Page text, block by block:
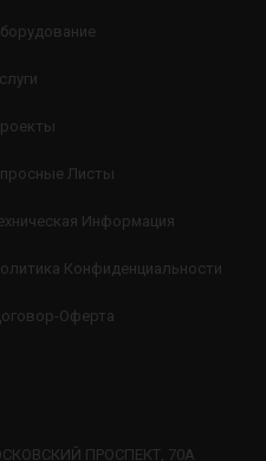
Листы
Информация
Конфиденциальности
Оферта
ПРОСПЕКТ, 70А